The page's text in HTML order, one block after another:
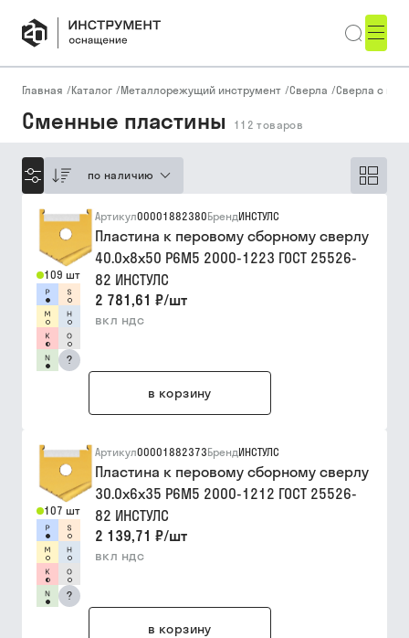
Главная /Каталог /Металлорежущий инструмент /Сверла /Сверла с
Сменные пластины 112 товаров
по наличию
109 шт
?
Артикул00001882380БрендИНСТУЛС
Пластина к перовому сборному сверлу
40.0х8х50 Р6М5 2000-1223 ГОСТ 25526-
82 ИНСТУЛС
2 781,61 ₽/шт
вкл ндс
в корзину
107 шт
?
Артикул00001882373БрендИНСТУЛС
Пластина к перовому сборному сверлу
30.0х6х35 Р6М5 2000-1212 ГОСТ 25526-
82 ИНСТУЛС
2 139,71 ₽/шт
вкл ндс
в корзину